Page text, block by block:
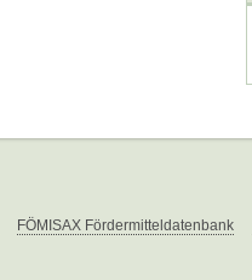
FÖMISAX Fördermitteldatenbank